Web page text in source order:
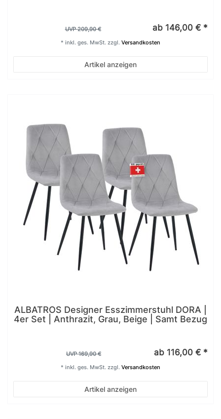
UVP 209,90 € ab 146,00 € *
Artikel anzeigen
* inkl. ges. MwSt. zzgl. Versandkosten
ALBATROS Designer Esszimmerstuhl DORA |
4er Set | Anthrazit, Grau, Beige | Samt Bezug
UVP 169,90 € ab 116,00 € *
Artikel anzeigen
* inkl. ges. MwSt. zzgl. Versandkosten